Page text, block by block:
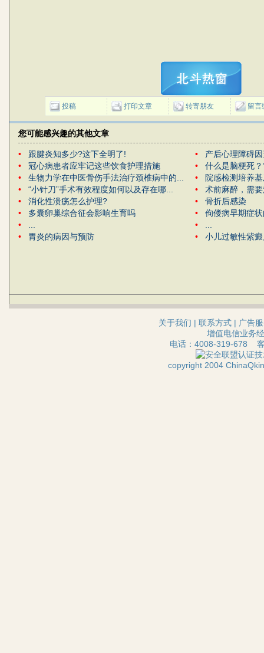
投稿 打印文章 转寄朋友 留言
您可能感兴趣的其他文章
• 跟腱炎知多少?这下全明了! • 产后心理障碍
• 冠心病患者应牢记这些饮食护理措施 • 什么是脑梗死
• 生物力学在中医骨伤手法治疗颈椎病中的... •
院感检测培养
• “小针刀”手术有效程度如何以及存在哪... • 术前麻醉，需
• 消化性溃疡怎么护理? • 骨折后感染
• 多囊卵巢综合征会影响生育吗 • 佝偻病早期症
•
•
•
胃炎的病因与预防 • 小儿过敏性紫
关于我们 | 联系方式 | 广告
增值电信业务
电话：4008-319-678
copyright 2004